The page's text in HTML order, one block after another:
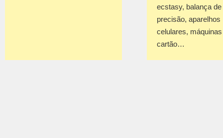
ecstasy, balança de
precisão, aparelhos
celulares,
cartão…